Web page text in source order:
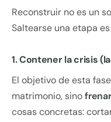
Reconstruir no es un
Saltearse una etapa
1. Contener la crisis
El objetivo de esta
matrimonio, sino
cosas concretas: